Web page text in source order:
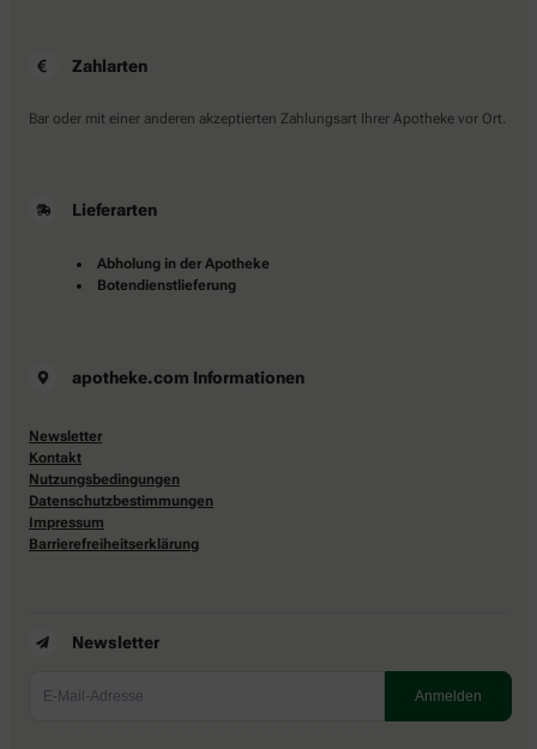
Zahlarten
Bar oder mit einer anderen akzeptierten Zahlungsart Ihrer Apotheke vor Ort.
Lieferarten
Abholung in der Apotheke
Botendienstlieferung
apotheke.com Informationen
Newsletter
Kontakt
Nutzungsbedingungen
Datenschutzbestimmungen
Impressum
Barrierefreiheitserklärung
Newsletter